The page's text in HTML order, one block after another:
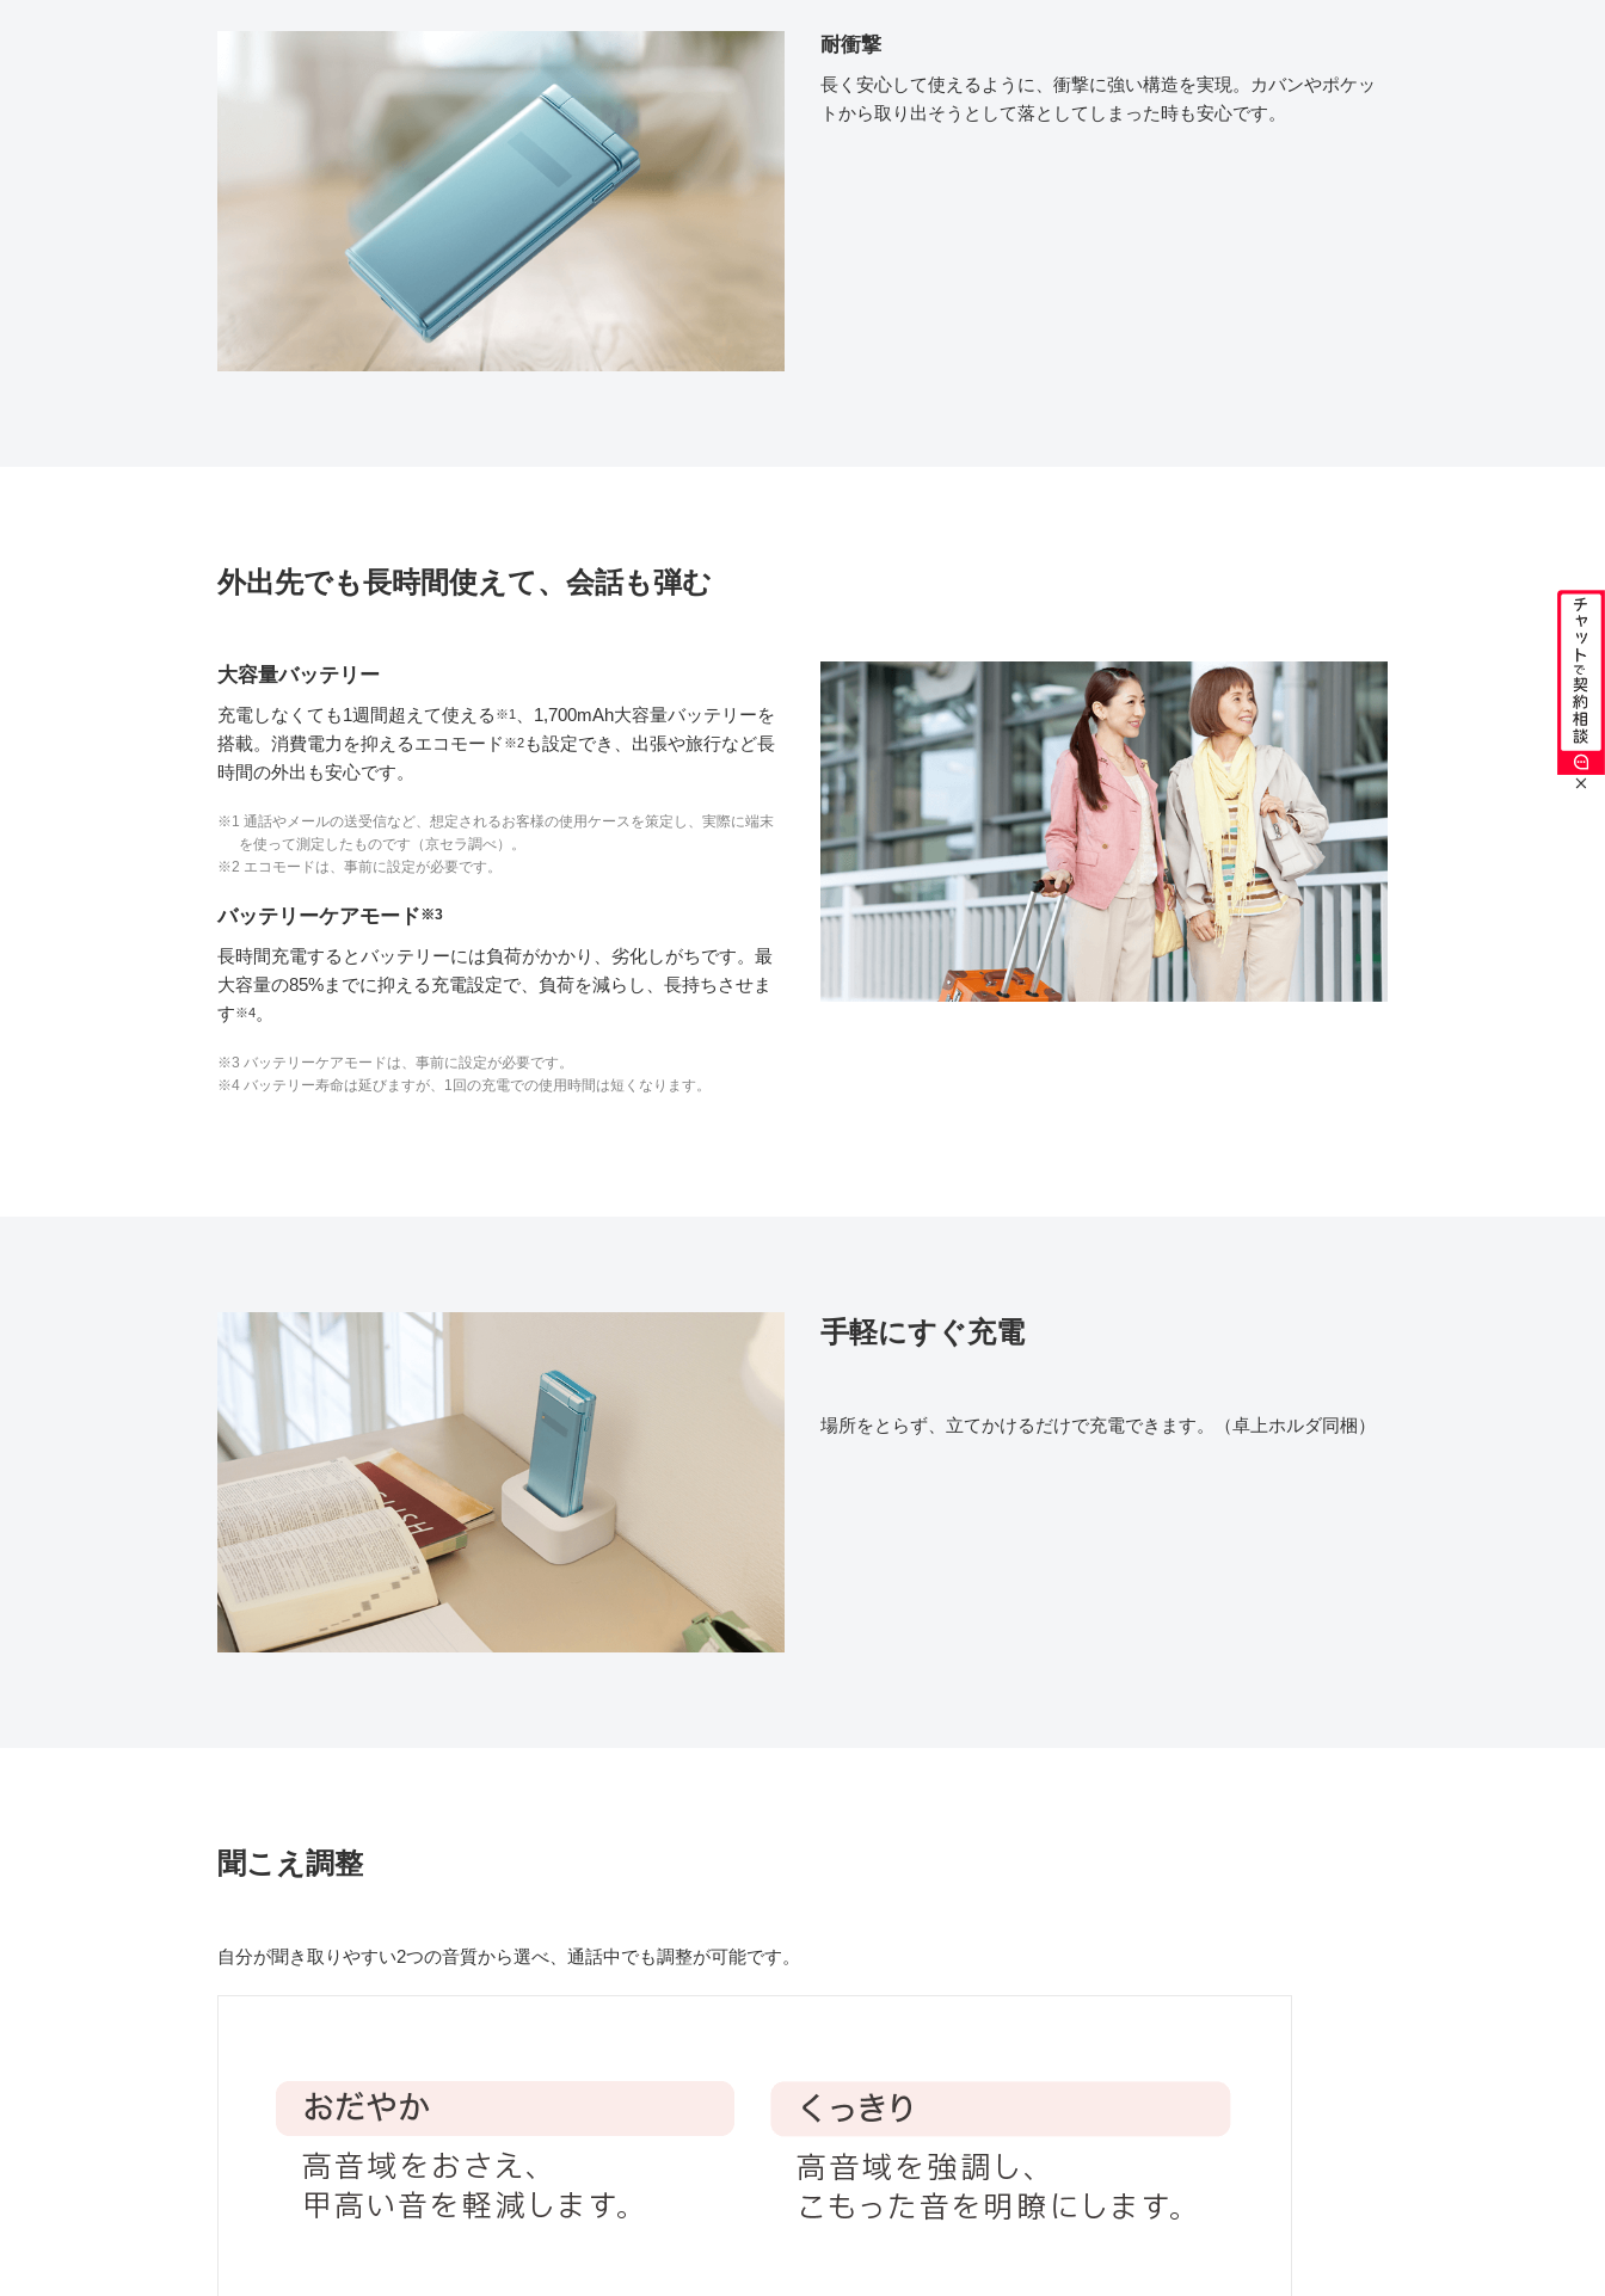
耐衝撃
長く安心して使えるように、衝撃に強い構造を実現。カバンやポケッ
トから取り出そうとして落としてしまった時も安心です。
外出先でも長時間使えて、会話も弾む
大容量バッテリー
充電しなくても1週間超えて使える ※1
、1,700mAh大容量バッテリーを
搭載。消費電力を抑えるエコモード ※2 も設定でき、出張や旅行など長
時間の外出も安心です。
※1 通話やメールの送受信など、想定されるお客様の使用ケースを策定し、実際に端末
を使って測定したものです（京セラ調べ）。
※2 エコモードは、事前に設定が必要です。
バッテリーケアモード※3
長時間充電するとバッテリーには負荷がかかり、劣化しがちです。最
大容量の85%までに抑える充電設定で、負荷を減らし、長持ちさせま
す※4。
※3 バッテリーケアモードは、事前に設定が必要です。
※4 バッテリー寿命は延びますが、1回の充電での使用時間は短くなります。
手軽にすぐ充電
場所をとらず、立てかけるだけで充電できます。（卓上ホルダ同梱）
聞こえ調整
自分が聞き取りやすい2つの音質から選べ、通話中でも調整が可能です。